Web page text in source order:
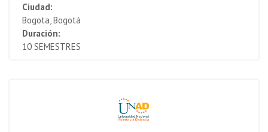
Ciudad:
Bogota, Bogotá
Duración:
10 SEMESTRES